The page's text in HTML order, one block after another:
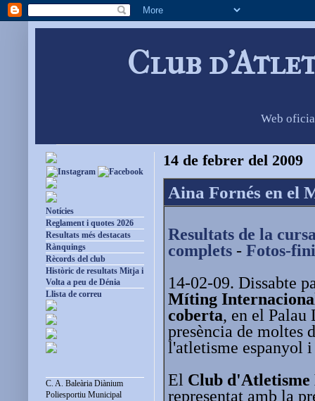
Club
Web
14 de febrer del 2009
Aina Fornés en el
Resultats de la
complets - Fotos-
14-02-09. Dissabte
Míting
coberta, en el Palau
presència de moltes
l'atletisme espanyol
El Club
representat amb la
Notícies
Reglament i quotes 2026
Resultats més destacats
Rànquings
Rècords del club
Històric de resultats Mitja i
Volta a peu de Dénia
Llista de correu
C. A. Baleària Diànium
Poliesportiu Municipal